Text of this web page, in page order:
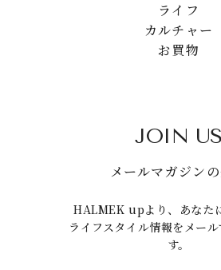
ライフ
カルチャー
お買物
JOIN US
メールマガジン
HALMEK upより、あなた
ライフスタイル情報をメー
す。